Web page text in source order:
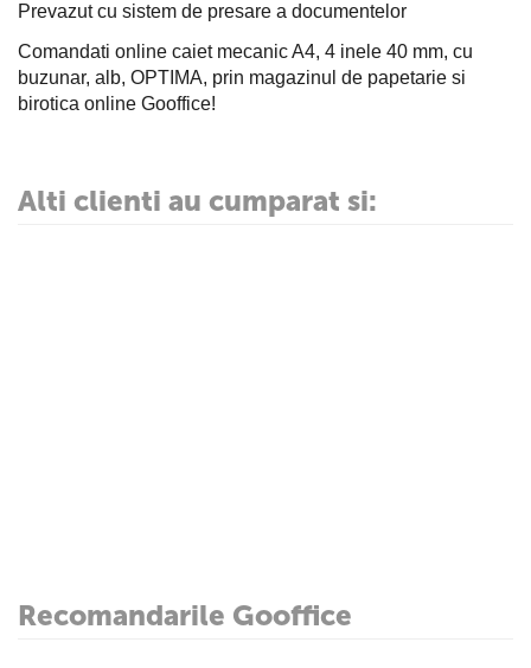
Prevazut cu sistem de presare a documentelor
Comandati online caiet mecanic A4, 4 inele 40 mm, cu
buzunar, alb, OPTIMA, prin magazinul de papetarie si
birotica online Gooffice!
Alti clienti au cumparat si:
Recomandarile Gooffice